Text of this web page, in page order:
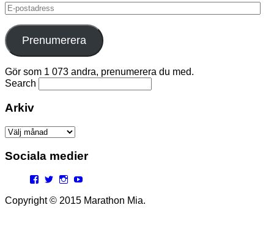
E-
postadress
Prenumerera
Gör som 1 073 andra, prenumerera du med.
Search
Arkiv
Arkiv
Sociala medier
Facebook
TwitterInstagram
Copyright © 2015 Marathon Mia.